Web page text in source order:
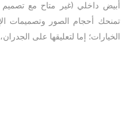
تمنحك أحجام الصور وتصميمات
الخيارات؛ إما لتعليقها على